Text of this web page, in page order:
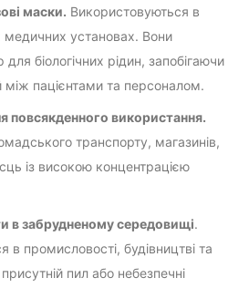
маски. Використовуються в
медичних установах. Вони
біологічних рідин, запобігаючи
між пацієнтами та персоналом.
повсякденного використання.
транспорту, магазинів,
із високою концентрацією
в забрудненому середовищі.
в промисловості, будівництві та
пил або небезпечні